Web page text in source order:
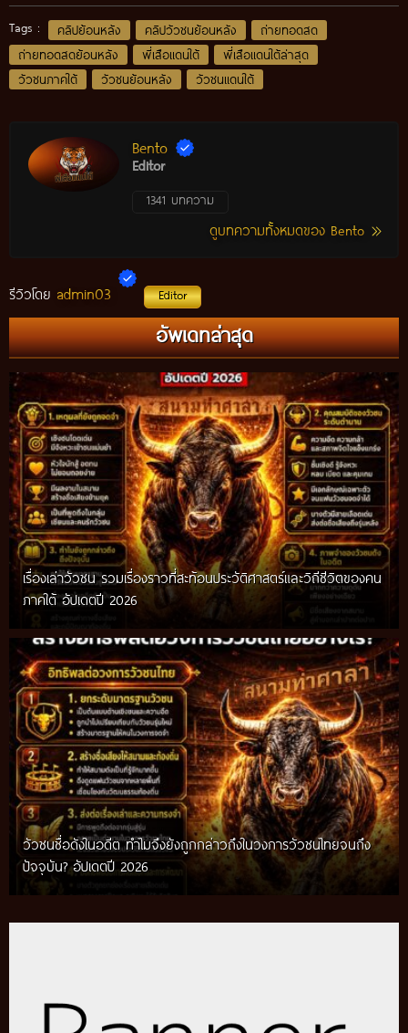
Tags : คลิปย้อนหลัง คลิปวัวชนย้อนหลัง
ถ่ายทอดสด
ถ่ายทอดสดย้อนหลัง
พี่เสือแดนใต้
พี่เสือแดนใต้ล่าสุด
วัวชนภาคใต้
วัวชนย้อนหลัง วัวชนแดนใต้
Bento
Editor
1341 บทความ
ดูบทความทั้งหมดของ Bento
รีวิวโดย admin03 Editor
อัพเดทล่าสุด
เรื่องเล่าวัวชน รวมเรื่องราวที่สะท้อนประวัติศาสตร์และวิถีชีวิตของคน
ภาคใต้ อัปเดตปี 2026
วัวชนชื่อดังในอดีต ทำไมจึงยังถูกกล่าวถึงในวงการวัวชนไทยจนถึง
ปัจจุบัน? อัปเดตปี 2026
กติกาวัวชนสมัยก่อน วิถีการแข่งขันดั้งเดิมที่สืบทอดผ่านภูมิปัญญา
ท้องถิ่น อัปเดตปี 2026